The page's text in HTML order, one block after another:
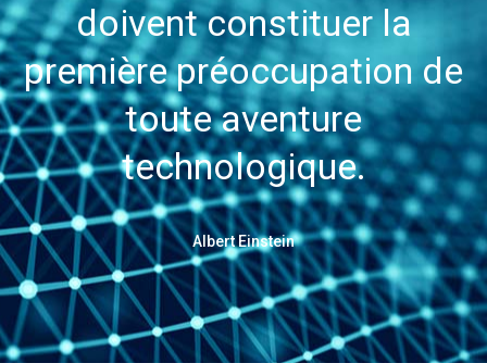
doivent constituer la
première préoccupation de
toute aventure
technologique.
Albert Einstein